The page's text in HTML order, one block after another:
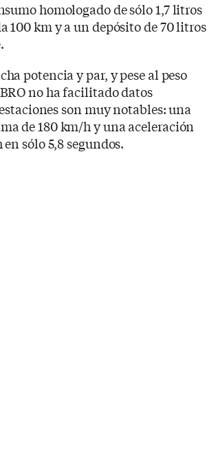
homologado de sólo 1,7 litros
100 km y a un depósito de 70 litros
potencia y par, y pese al peso
no ha facilitado datos
son muy notables: una
de 180 km/h y una aceleración
sólo 5,8 segundos.